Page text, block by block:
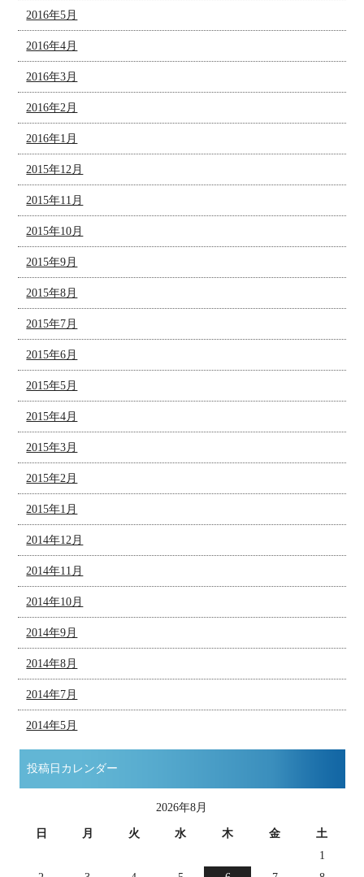
2016年5月
2016年4月
2016年3月
2016年2月
2016年1月
2015年12月
2015年11月
2015年10月
2015年9月
2015年8月
2015年7月
2015年6月
2015年5月
2015年4月
2015年3月
2015年2月
2015年1月
2014年12月
2014年11月
2014年10月
2014年9月
2014年8月
2014年7月
2014年5月
投稿日カレンダー
2026年8月
日 月 火 水 木 金
土
1